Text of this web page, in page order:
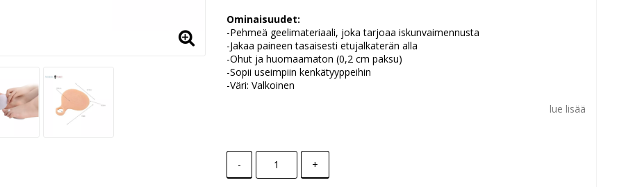
Ominaisuudet:
-Pehmeä geelimateriaali, joka tarjoaa iskunvaimennusta
-Jakaa paineen tasaisesti etujalkaterän alla
-Ohut ja huomaamaton (0,2 cm paksu)
-Sopii useimpiin kenkätyyppeihin
-Väri: Valkoinen
lue lisää
- +